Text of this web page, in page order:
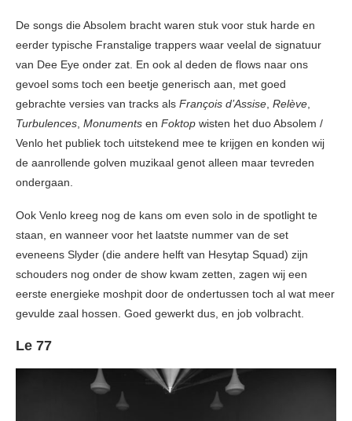
De songs die Absolem bracht waren stuk voor stuk harde en
eerder typische Franstalige trappers waar veelal de signatuur
van Dee Eye onder zat. En ook al deden de flows naar ons
gevoel soms toch een beetje generisch aan, met goed
gebrachte versies van tracks als François d’Assise, Relève,
Turbulences, Monuments en Foktop wisten het duo Absolem /
Venlo het publiek toch uitstekend mee te krijgen en konden wij
de aanrollende golven muzikaal genot alleen maar tevreden
ondergaan.
Ook Venlo kreeg nog de kans om even solo in de spotlight te
staan, en wanneer voor het laatste nummer van de set
eveneens Slyder (die andere helft van Hesytap Squad) zijn
schouders nog onder de show kwam zetten, zagen wij een
eerste energieke moshpit door de ondertussen toch al wat meer
gevulde zaal hossen. Goed gewerkt dus, en job volbracht.
Le 77